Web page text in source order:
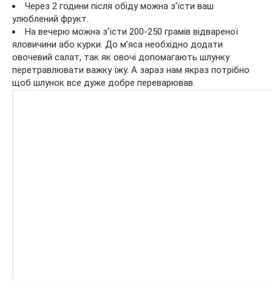
Через 2 години після обіду можна з’їсти ваш
улюблений фрукт.
На вечерю можна з’їсти 200-250 грамів відвареної
яловичини або курки. До м’яса необхідно додати
овочевий салат, так як овочі допомагають шлунку
перетравлювати важку їжу. А зараз нам якраз потрібно
щоб шлунок все дуже добре переварював.